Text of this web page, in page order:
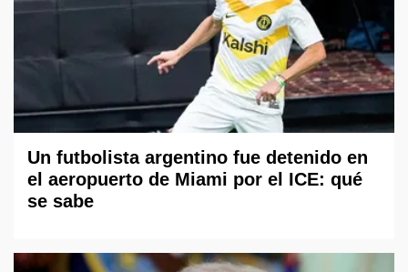
Un futbolista argentino fue detenido en
el aeropuerto de Miami por el ICE: qué
se sabe